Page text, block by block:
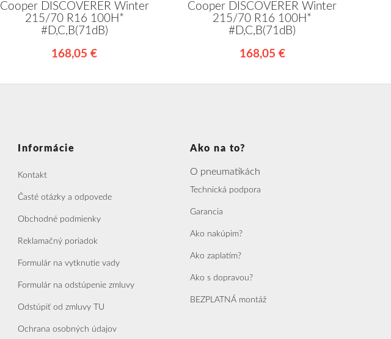
Cooper DISCOVERER Winter
215/70 R16 100H*
#D,C,B(71dB)
168,05 €
Cooper DISCOVERER Winter
215/70 R16 100H*
#D,C,B(71dB)
168,05 €
Informácie
Kontakt
Časté otázky a odpovede
Obchodné podmienky
Reklamačný poriadok
Formulár na vytknutie vady
Formulár na odstúpenie zmluvy
Odstúpiť od zmluvy TU
Ochrana osobných údajov
Ako na to?
O pneumatikách
Technická podpora
Garancia
Ako nakúpim?
Ako zaplatím?
Ako s dopravou?
BEZPLATNÁ montáž